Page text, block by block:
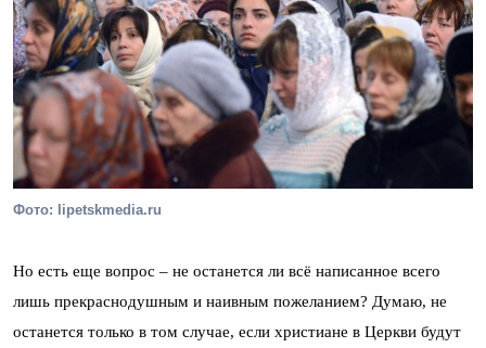
Фото: lipetskmedia.ru
Но есть еще вопрос – не останется ли всё написанное всего
лишь прекраснодушным и наивным пожеланием? Думаю, не
останется только в том случае, если христиане в Церкви будут